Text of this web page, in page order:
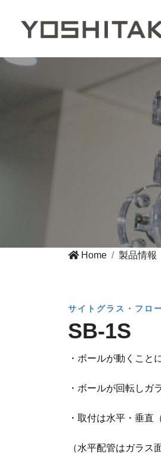
Home 製品情報
サイトグラス・フロ
SB-1S
・ボールが動くこと
・ボールが回転しガ
・取付は水平・垂
（水平配管はガラス